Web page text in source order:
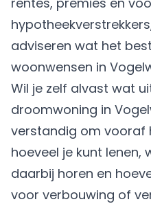
adviseren wat het
woonwensen in
Wil je zelf alvast wat
droomwoning in
verstandig om vooraf
hoeveel je kunt lenen,
daarbij horen en
voor verbouwing of